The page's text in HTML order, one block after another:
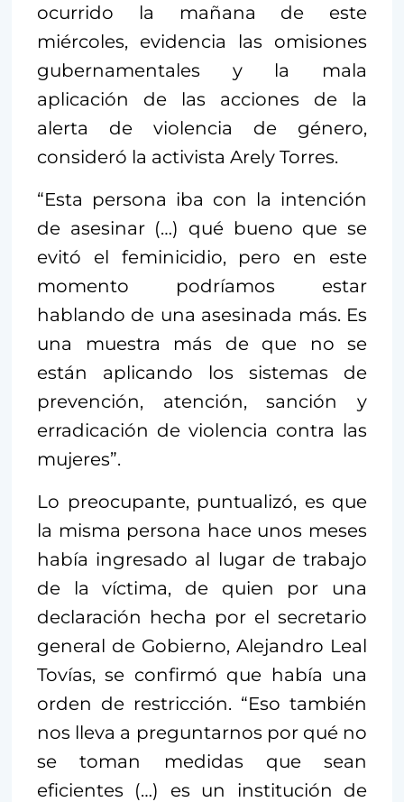
ocurrido la mañana de este
miércoles, evidencia las omisiones
gubernamentales y la mala
aplicación de las acciones de la
alerta de violencia de género,
consideró la activista Arely Torres.
“Esta persona iba con la intención
de asesinar (…) qué bueno que se
evitó el feminicidio, pero en este
momento podríamos estar
hablando de una asesinada más. Es
una muestra más de que no se
están aplicando los sistemas de
prevención, atención, sanción y
erradicación de violencia contra las
mujeres”.
Lo preocupante, puntualizó, es que
la misma persona hace unos meses
había ingresado al lugar de trabajo
de la víctima, de quien por una
declaración hecha por el secretario
general de Gobierno, Alejandro Leal
Tovías, se confirmó que había una
orden de restricción. “Eso también
nos lleva a preguntarnos por qué no
se toman medidas que sean
eficientes (…) es un institución de